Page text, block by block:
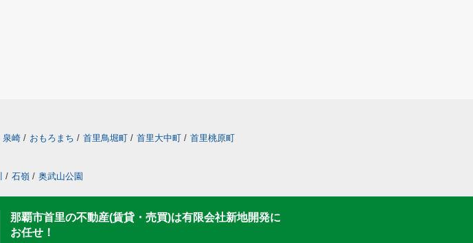
泉崎 / おもろまち / 首里鳥堀町 / 首里大中町 / 首里桃原町
/ 石嶺 / 奥武山公園
那覇市首里の不動産(賃貸・売買)は有限会社新地開発に
お任せ！